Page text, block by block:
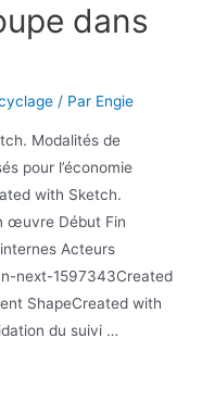
dans
/ Par Engie
Modalités de
pour l’économie
with Sketch.
œuvre Début Fin
Acteurs
next-1597343Created
ShapeCreated with
du suivi …